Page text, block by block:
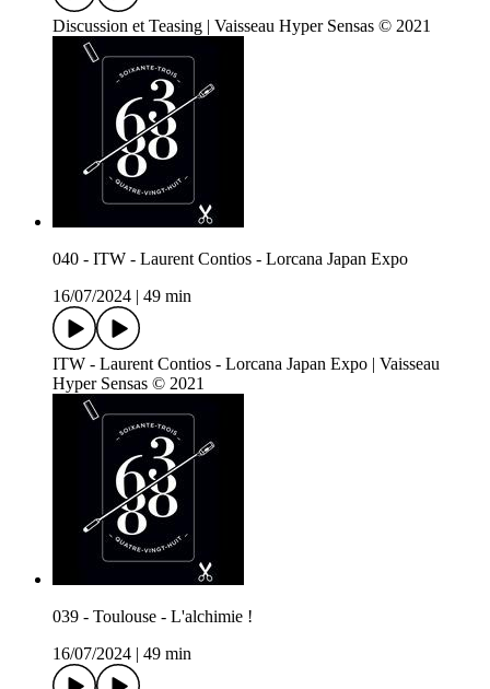
Discussion et Teasing | Vaisseau Hyper Sensas © 2021
040 - ITW - Laurent Contios - Lorcana Japan Expo
16/07/2024
49 min
ITW - Laurent Contios - Lorcana Japan Expo | Vaisseau
Hyper Sensas © 2021
039 - Toulouse - L'alchimie !
16/07/2024
49 min